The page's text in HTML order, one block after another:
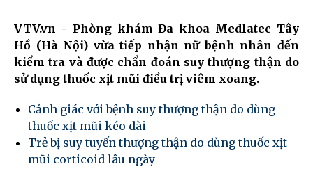
VTV.vn - Phòng khám Đa khoa Medlatec Tây
Hồ (Hà Nội) vừa tiếp nhận nữ bệnh nhân đến
kiểm tra và được chẩn đoán suy thượng thận do
sử dụng thuốc xịt mũi điều trị viêm xoang.
Cảnh giác với bệnh suy thượng thận do dùng
thuốc xịt mũi kéo dài
Trẻ bị suy tuyến thượng thận do dùng thuốc xịt
mũi corticoid lâu ngày